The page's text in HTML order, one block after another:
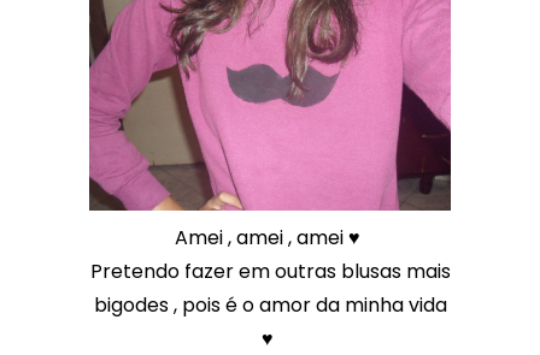
Amei , amei , amei ♥
Pretendo fazer em outras blusas mais
bigodes , pois é o amor da minha vida
♥